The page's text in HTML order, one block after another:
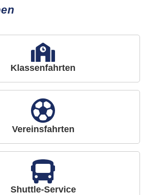
Klassenfahrten
Vereinsfahrten
Shuttle-Service